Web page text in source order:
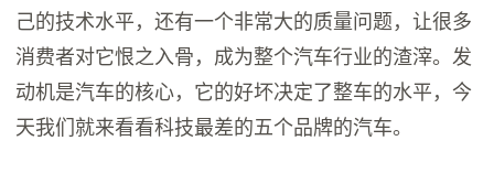
己的技术水平，还有一个非常大的质量问题，让很多
消费者对它恨之入骨，成为整个汽车行业的渣滓。发
动机是汽车的核心，它的好坏决定了整车的水平，今
天我们就来看看科技最差的五个品牌的汽车。